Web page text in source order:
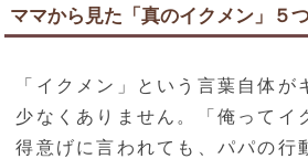
ママから見た「真のイクメン」５
「イクメン」という言葉自体が
少なくありません。「俺ってイ
得意げに言われても、パパの行